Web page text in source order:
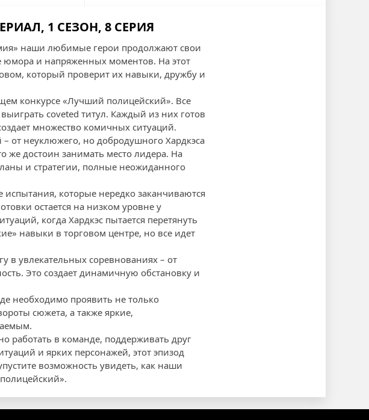
1 СЕЗОН, 8 СЕРИЯ
наши любимые герои продолжают свои
и напряженных моментов. На этот
который проверит их навыки, дружбу и
конкурсе «Лучший полицейский». Все
coveted титул. Каждый из них готов
множество комичных ситуаций.
от неуклюжего, но добродушного Хардкэса
же достоин занимать место лидера. На
и стратегии, полные неожиданного
которые нередко заканчиваются
остается на низком уровне у
когда Хардкэс пытается перетянуть
навыки в торговом центре, но все идет
в увлекательных соревнованиях – от
Это создает динамичную обстановку и
необходимо проявить не только
сюжета, а также яркие,
работать в команде, поддерживать друг
и ярких персонажей, этот эпизод
возможность увидеть, как наши